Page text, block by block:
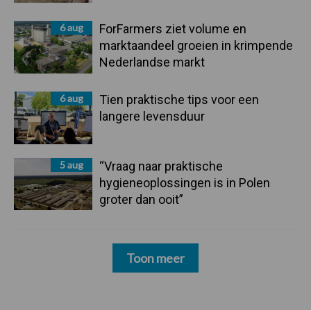
6 aug
ForFarmers ziet volume en
marktaandeel groeien in krimpende
Nederlandse markt
6 aug
Tien praktische tips voor een
langere levensduur
5 aug
“Vraag naar praktische
hygieneoplossingen is in Polen
groter dan ooit”
Toon meer